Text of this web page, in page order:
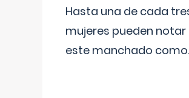
Hasta una de cada
mujeres pueden notar
este manchado como